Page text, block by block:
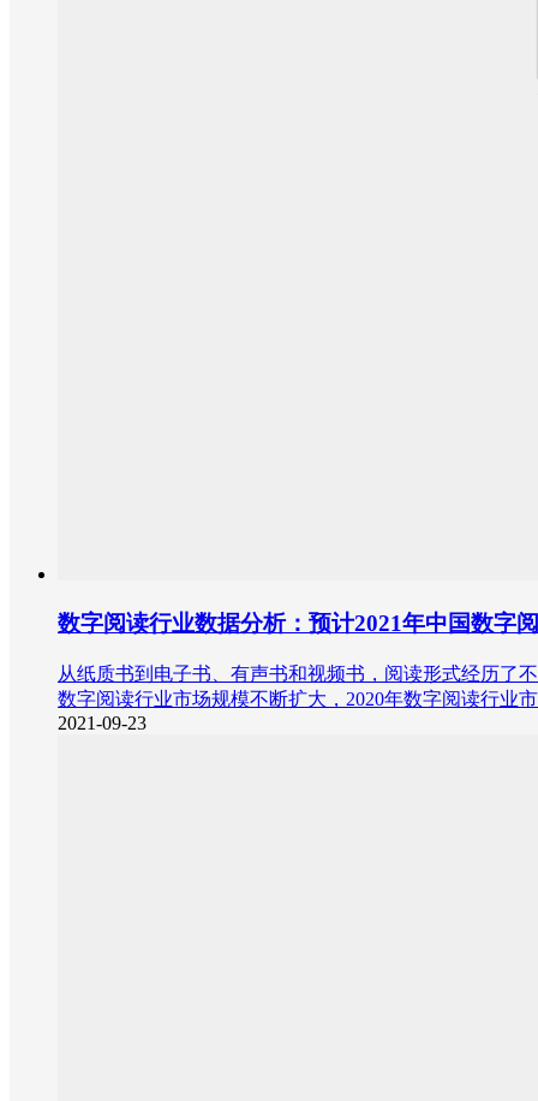
数字阅读行业数据分析：预计2021年中国数字
从纸质书到电子书、有声书和视频书，阅读形式经历了
数字阅读行业市场规模不断扩大，2020年数字阅读行业
2021-09-23